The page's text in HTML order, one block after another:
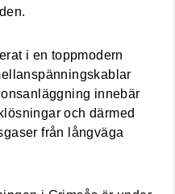
i en toppmodern
innebär
och därmed
från långväga